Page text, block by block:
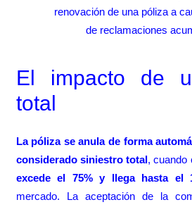
renovación de una póliza a
de reclamaciones
El impacto de
total
La póliza se anula de forma
considerado siniestro total, cuando
excede el 75% y llega hasta el
mercado. La aceptación de la